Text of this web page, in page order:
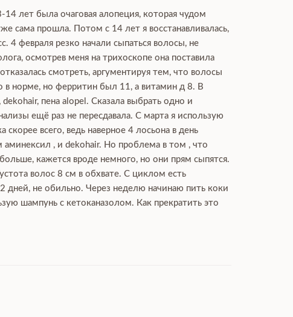
лет была очаговая алопеция, которая чудом
сама прошла. Потом с 14 лет я восстанавливалась,
4 февраля резко начали сыпаться волосы, не
осмотрев меня на трихоскопе она поставила
смотреть, аргументируя тем, что волосы
в норме, но ферритин был 11, а витамин д 8. В
пена alopel. Сказала выбрать одно и
ещё раз не пересдавала. С марта я использую
всего, ведь наверное 4 лосьона в день
, и dekohair. Но проблема в том , что
кажется вроде немного, но они прям сыпятся.
волос 8 см в обхвате. С циклом есть
дней, не обильно. Через неделю начинаю пить коки
шампунь с кетоканазолом. Как прекратить это